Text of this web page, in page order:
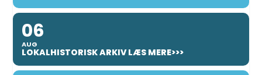
06
AUG
LOKALHISTORISK ARKIV LÆS MERE>>>